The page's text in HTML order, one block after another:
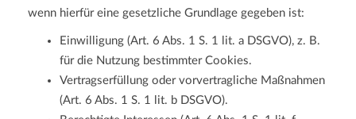
wenn hierfür eine gesetzliche Grundlage gegeben ist:
Einwilligung (Art. 6 Abs. 1 S. 1 lit. a DSGVO), z. B.
für die Nutzung bestimmter Cookies.
Vertragserfüllung oder vorvertragliche Maßnahmen
(Art. 6 Abs. 1 S. 1 lit. b DSGVO).